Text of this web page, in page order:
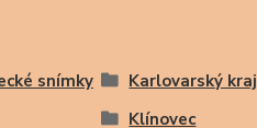
snímky
Karlovarský kraj
Klínovec